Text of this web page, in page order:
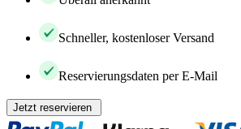
Schneller, kostenloser Versand
Reservierungsdaten per E-Mail
Jetzt reservieren